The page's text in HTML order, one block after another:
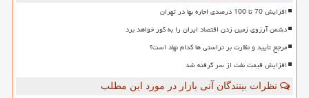
افزایش 70 تا 100 درصدی اجاره بها در تهران
دشمن آرزوی زمین زدن اقتصاد ایران را به گور خواهد برد
مرجع تأیید و نظارت بر تراستی ها کدام نهاد است؟
افزایش قیمت نفت از سر گرفته شد
نظرات بینندگان آنی بازار در مورد این مطلب